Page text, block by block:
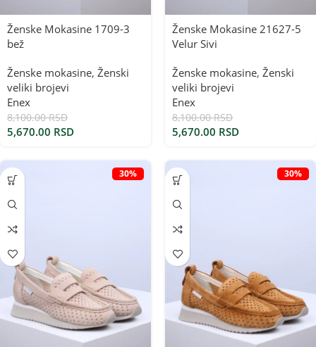
Ženske Mokasine 1709-3
bež
Ženske mokasine, Ženski
veliki brojevi
Enex
8,100.00RSD
5,670.00 RSD
Ženske Mokasine 21627-5
Velur Sivi
Ženske mokasine, Ženski
veliki brojevi
Enex
8,100.00RSD
5,670.00 RSD
30% 30%